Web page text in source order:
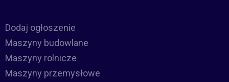
Dodaj ogłoszenie
Maszyny budowlane
Maszyny rolnicze
Maszyny przemysłowe